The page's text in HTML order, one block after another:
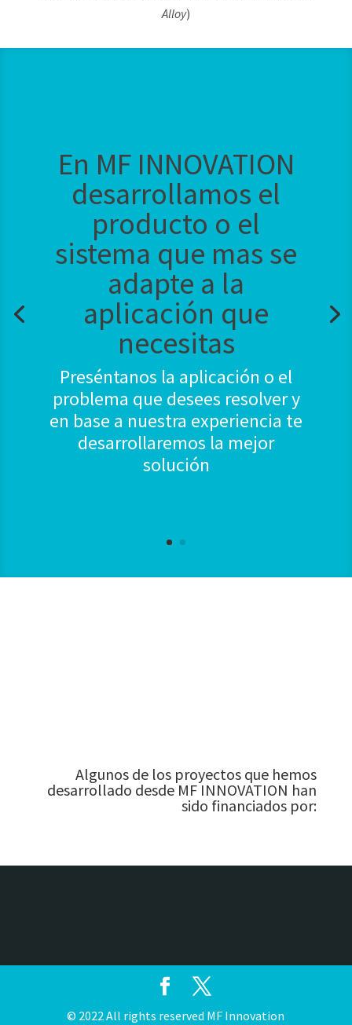
Alloy)
En MF INNOVATION
desarrollamos el
producto o el
sistema que mas se
adapte a la
aplicación que
necesitas
Preséntanos la aplicación o el
problema que desees resolver y
en base a nuestra experiencia te
desarrollaremos la mejor
solución
Algunos de los proyectos que hemos
desarrollado desde MF INNOVATION han
sido financiados por:
© 2022 All rights reserved MF Innovation